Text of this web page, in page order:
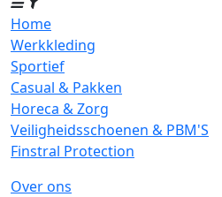
Home
Werkkleding
Sportief
Casual & Pakken
Horeca & Zorg
Veiligheidsschoenen & PBM'S
Finstral Protection
Over ons